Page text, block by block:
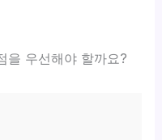
을 우선해야 할까요?